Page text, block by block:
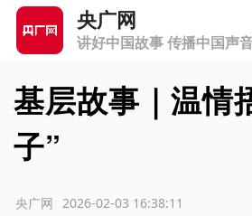
央广网
讲好中国故事 传播中国声
基层故事｜温情
子”
2026-02-03 16:38:11
央广网